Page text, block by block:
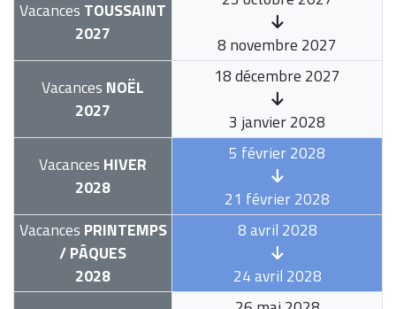
Vacances TOUSSAINT
2027
8 novembre 2027
Vacances NOËL
2027
18 décembre 2027
3 janvier 2028
Vacances HIVER
2028
5 février 2028
21 février 2028
Vacances PRINTEMPS
/ PÂQUES
2028
8 avril 2028
24 avril 2028